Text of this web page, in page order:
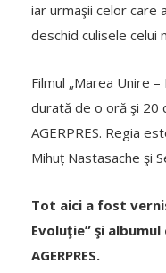
iar urmaşii celor care
deschid culisele
Filmul „Marea Unire
durată de o oră şi 20
AGERPRES. Regia
Mihuț Nastasache şi
Tot aici a fost
Evoluţie” şi
AGERPRES.